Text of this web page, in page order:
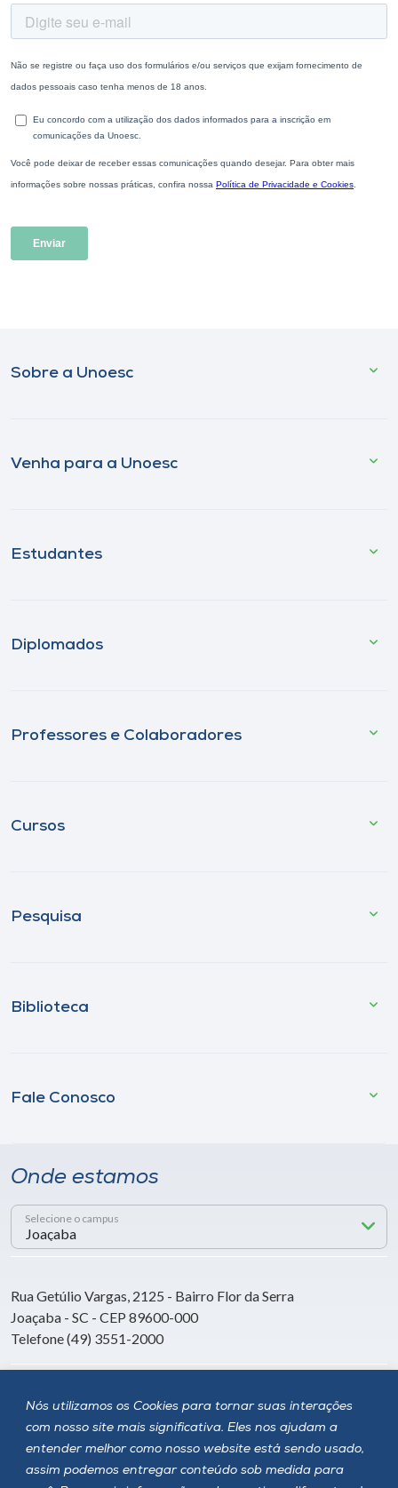
Nós utilizamos os Cookies para tornar suas interações
com nosso site mais significativa. Eles nos ajudam a
entender melhor como nosso website está sendo usado,
assim podemos entregar conteúdo sob medida para
Sobre a Unoesc
Venha para a Unoesc
Estudantes
Diplomados
Professores e Colaboradores
Cursos
Pesquisa
Biblioteca
Fale Conosco
Onde estamos
Selecione o campus
Rua Getúlio Vargas, 2125 - Bairro Flor da Serra
Joaçaba - SC - CEP 89600-000
Telefone (49) 3551-2000
Siga a Unoesc